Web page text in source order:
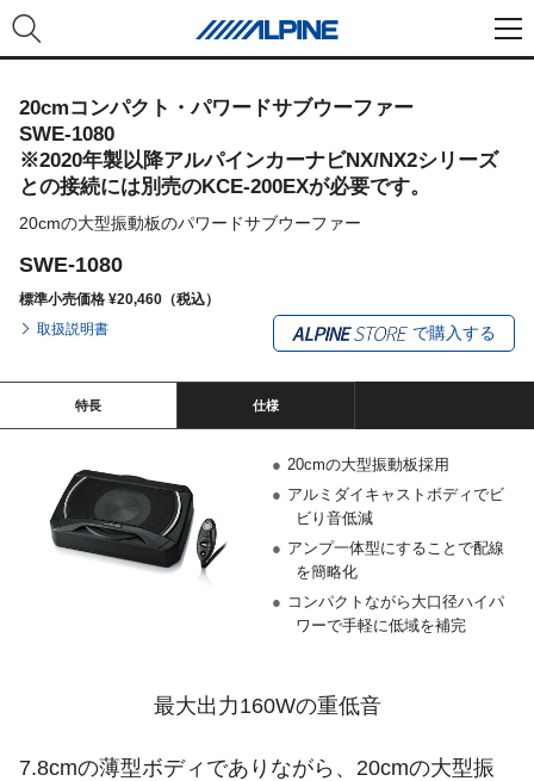
20cmコンパクト・パワードサブウーファー
SWE-1080
※2020年製以降アルパインカーナビNX/NX2シリーズ
との接続には別売のKCE-200EXが必要です。
20cmの大型振動板のパワードサブウーファー
SWE-1080
標準小売価格 ¥20,460（税込）
取扱説明書
で購入する
特長 仕様
● 20cmの大型振動板採用
● アルミダイキャストボディでビ
ビり音低減
● アンプ一体型にすることで配線
を簡略化
● コンパクトながら大口径ハイパ
ワーで手軽に低域を補完
最大出力160Wの重低音
7.8cmの薄型ボディでありながら、20cmの大型振